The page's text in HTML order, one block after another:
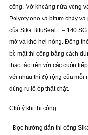
công. Mở khoảng nửa vòng
Polyetylene và bitum chảy
của Sika BituSeal T – 140
mở và khò hơi nóng. Đồng
bề mặt thi công bằng cách
thao tác trên với các cuộn
với nhau thì độ rộng của mỗi
dùng ru lô ép thật chặt.
Chú ý khi thi công
- Đọc hướng dẫn thi công